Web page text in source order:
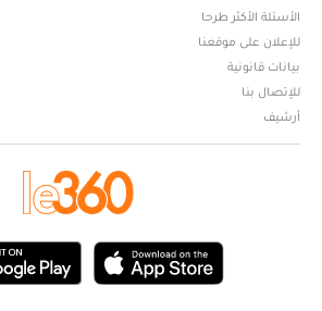
الأسئلة الأكثر طرحا
للإعلان على موقعنا
بيانات قانونية
للإتصال بنا
أرشيف